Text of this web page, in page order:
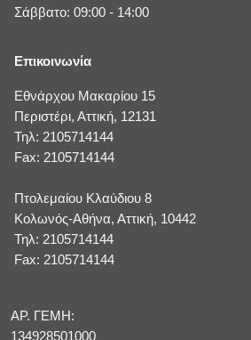
Σάββατο: 09:00 - 14:00
Επικοινωνία
Εθνάρχου Μακαρίου 15
Περιστέρι, Αττική, 12131
Τηλ: 2105714144
Fax: 2105714144
Πτολεμαίου Κλαύδιου 8
Κολωνός-Αθήνα, Αττική, 10442
Τηλ: 2105714144
Fax: 2105714144
ΑΡ. ΓΕΜΗ:
134928501000